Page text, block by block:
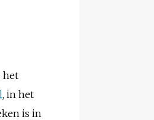
het
, in het
is in